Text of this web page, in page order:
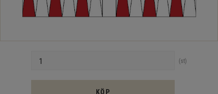
st
KÖP